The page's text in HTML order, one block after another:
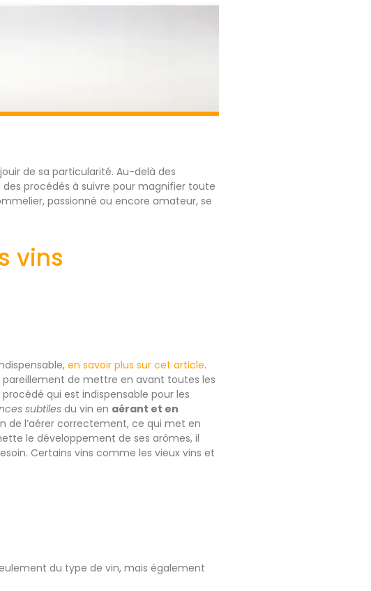
de sa particularité. Au-delà des
procédés à suivre pour magnifier toute
passionné ou encore amateur, se
vins
en savoir plus sur cet article.
de mettre en avant toutes les
qui est indispensable pour les
subtilesdu vin en aérant et en
de l’aérer correctement, ce qui met en
le développement de ses arômes, il
Certains vins comme les vieux vins et
du type de vin, mais également